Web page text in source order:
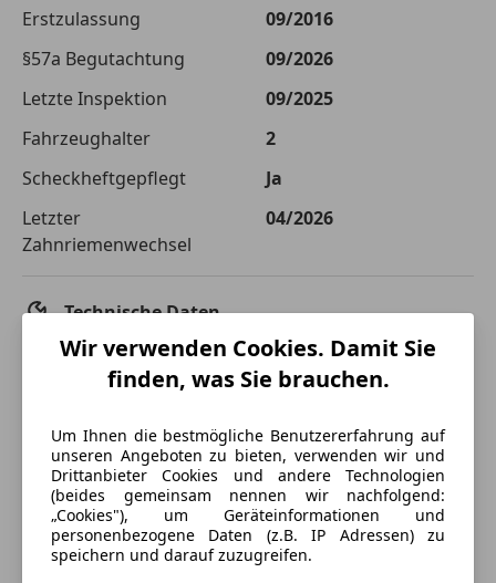
Der Kreditrechner enthält repräsentative Werte, zu denen wir
typischerweise Kredite vergeben. Der Sollzinssatz ist
bonitätsabhängig. Laufzeit mindestens 12, höchstens 120 Monate.
Gültig für Neukunden bei Online-Abschluss. Erfüllung banküblicher
Bonitätskriterien vorausgesetzt.
Jetzt berechnen
Erstzulassung
09/2016
§57a Begutachtung
09/2026
Letzte Inspektion
09/2025
Fahrzeughalter
2
Scheckheftgepflegt
Ja
Letzter
Zahnriemenwechsel
04/2026
Technische Daten
Leistung
92 kW (125 PS)
Hubraum
2 198 cm³
Zylinder
Wir verwenden Cookies. Damit Sie
finden, was Sie brauchen.
Um Ihnen die bestmögliche Benutzererfahrung auf
unseren Angeboten zu bieten, verwenden wir und
Drittanbieter Cookies und andere Technologien
(beides gemeinsam nennen wir nachfolgend:
„Cookies"), um Geräteinformationen und
personenbezogene Daten (z.B. IP Adressen) zu
speichern und darauf zuzugreifen.